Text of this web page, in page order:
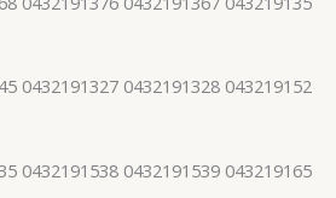
0432191327 0432191328 043219152
0432191538 0432191539 043219165